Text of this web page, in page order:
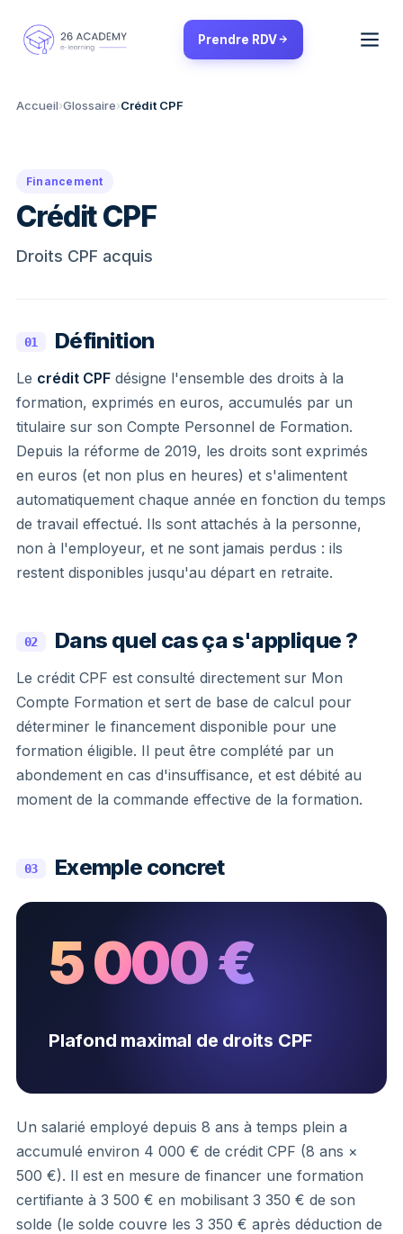
Prendre RDV
Accueil›Glossaire›Crédit CPF
Financement
Crédit CPF
Droits CPF acquis
01 Définition
Le crédit CPF désigne l'ensemble des droits à la
formation, exprimés en euros, accumulés par un
titulaire sur son Compte Personnel de Formation.
Depuis la réforme de 2019, les droits sont exprimés
en euros (et non plus en heures) et s'alimentent
automatiquement chaque année en fonction du temps
de travail effectué. Ils sont attachés à la personne,
non à l'employeur, et ne sont jamais perdus : ils
restent disponibles jusqu'au départ en retraite.
02 Dans quel cas ça s'applique ?
Le crédit CPF est consulté directement sur Mon
Compte Formation et sert de base de calcul pour
déterminer le financement disponible pour une
formation éligible. Il peut être complété par un
abondement en cas d'insuffisance, et est débité au
moment de la commande effective de la formation.
03 Exemple concret
5 000 €
Plafond maximal de droits CPF
Un salarié employé depuis 8 ans à temps plein a
accumulé environ 4 000 € de crédit CPF (8 ans ×
500 €). Il est en mesure de financer une formation
certifiante à 3 500 € en mobilisant 3 350 € de son
solde (le solde couvre les 3 350 € après déduction de